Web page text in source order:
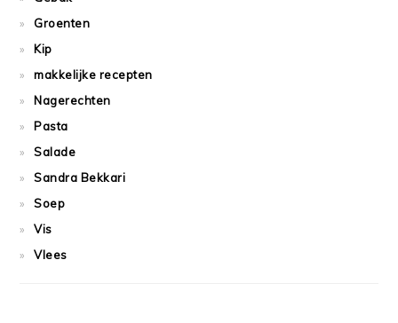
Groenten
Kip
makkelijke recepten
Nagerechten
Pasta
Salade
Sandra Bekkari
Soep
Vis
Vlees